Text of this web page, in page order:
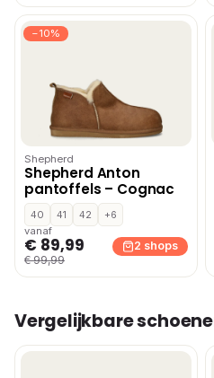
−10%
Shepherd
Shepherd Anton
pantoffels – Cognac
40 41 42
+6
vanaf
€ 89,99
€ 99,99
2 shops
Vergelijkbare